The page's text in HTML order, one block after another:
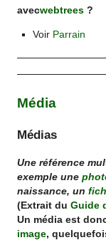
avecwebtrees ?
Voir Parrain
Média
Médias
Une référence
exemple une
naissance, un
(Extrait duGuide
Un média est
image,